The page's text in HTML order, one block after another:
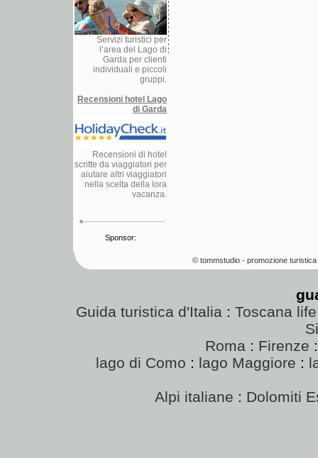
Servizi turistici per
l’area del Lago di
Garda per clienti
individuali e piccoli
gruppi.
Recensioni hotel Lago
di Garda
Recensioni di hotel
scritte da viaggiatori per
aiutare altri viaggiatori
nella scelta della lora
vacanza.
Sponsor:
© tommstudio - promozione turistica
Guida turistica d'Italia : Toscana
Roma: Firenze
lago di Como : lago Maggiore :
Alpi italiane : Dolomiti